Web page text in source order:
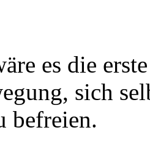
es die
sich
befreien.